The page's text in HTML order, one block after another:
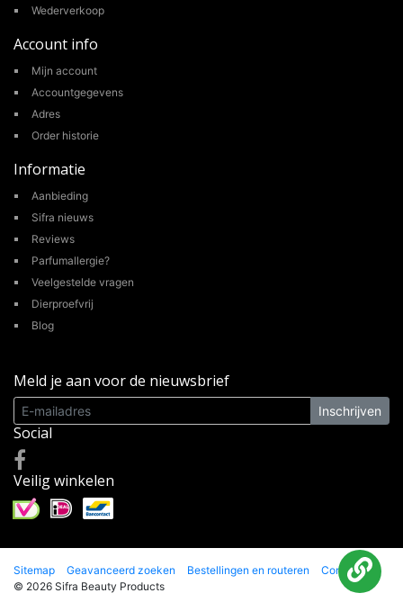
Wederverkoop
Account info
Mijn account
Accountgegevens
Adres
Order historie
Informatie
Aanbieding
Sifra nieuws
Reviews
Parfumallergie?
Veelgestelde vragen
Dierproefvrij
Blog
Meld je aan voor de nieuwsbrief
Inschrijven
Social
Veilig winkelen
Sitemap Geavanceerd zoeken Bestellingen en routeren
Contact
© 2026 Sifra Beauty Products